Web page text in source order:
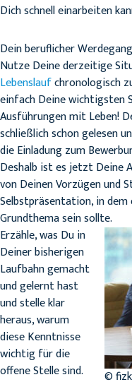
Dich schnell einarbeiten
Dein beruflicher
Nutze Deine derzeitige
Lebenslaufchronologisch
einfach Deine wichtigsten
Ausführungen mit Leben!
schließlich schon gelesen
die Einladung zum
Deshalb ist es jetzt Deine
von Deinen Vorzügen und
Selbstpräsentation, in dem
Grundthema sein sollte.
©
Erzähle, was Du in
Deiner bisherigen
Laufbahn gemacht
und gelernt hast
und stelle klar
heraus, warum
diese Kenntnisse
wichtig für die
offene Stelle sind.